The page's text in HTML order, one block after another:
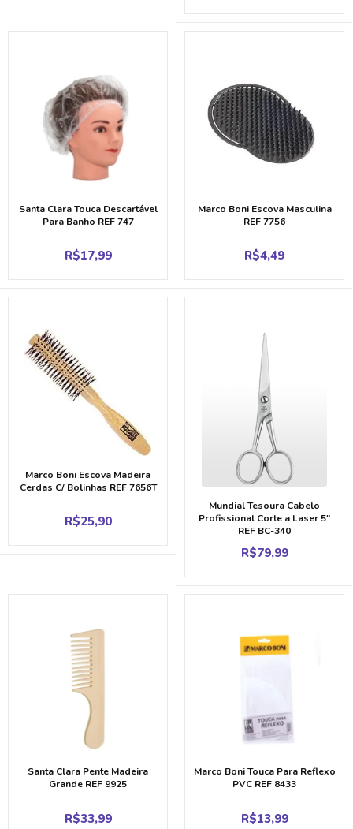
Santa Clara Touca Descartável
Para Banho REF 747
R$17,99
Marco Boni Escova Masculina
REF 7756
R$4,49
Marco Boni Escova Madeira
Cerdas C/ Bolinhas REF 7656T
R$25,90
Mundial Tesoura Cabelo
Profissional Corte a Laser 5″
REF BC-340
R$79,99
Santa Clara Pente Madeira
Grande REF 9925
R$33,99
Marco Boni Touca Para Reflexo
PVC REF 8433
R$13,99